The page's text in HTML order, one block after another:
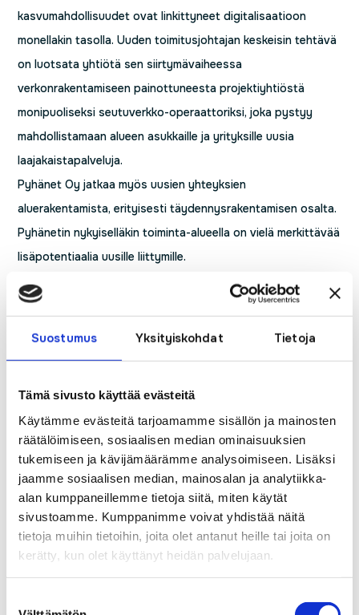
Suostumus Yksityiskohdat Tietoja
Tämä sivusto käyttää evästeitä
Käytämme evästeitä tarjoamamme sisällön ja mainosten
räätälöimiseen, sosiaalisen median ominaisuuksien
tukemiseen ja kävijämäärämme analysoimiseen. Lisäksi
jaamme sosiaalisen median, mainosalan ja analytiikka-
alan kumppaneillemme tietoja siitä, miten käytät
sivustoamme. Kumppanimme voivat yhdistää näitä
tietoja muihin tietoihin, joita olet antanut heille tai joita on
kerätty, kun olet käyttänyt heidän palvelujaan.
kasvumahdollisuudet ovat linkittyneet digitalisaatioon
monellakin tasolla. Uuden toimitusjohtajan keskeisin tehtävä
on luotsata yhtiötä sen siirtymävaiheessa
verkonrakentamiseen painottuneesta projektiyhtiöstä
monipuoliseksi seutuverkko-operaattoriksi, joka pystyy
mahdollistamaan alueen asukkaille ja yrityksille uusia
laajakaistapalveluja.
Pyhänet Oy jatkaa myös uusien yhteyksien
aluerakentamista, erityisesti täydennysrakentamisen osalta.
Pyhänetin nykyiselläkin toiminta-alueella on vielä merkittävää
lisäpotentiaalia uusille liittymille.
Pyhänet Oy:n hallitus
Lisätiedot:
Luitko jo nämä?
PyhäNetin palvelut laajentuvat Elisan
valokuituverkkoon Haapajärvellä
Pekola Suomen Seutuverkkojen hallitukseen
112- päivänä syytä huomioida vahinkojen
ennaltaehkäisy
digiosaamisesta ja myös medialukutaidosta